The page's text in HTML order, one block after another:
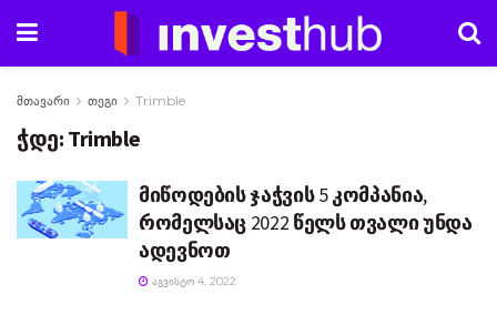
მთავარი თეგი Trimble
ჭდე: Trimble
მიწოდების ჯაჭვის 5 კომპანია,
რომელსაც 2022 წელს თვალი უნდა
ადევნოთ
ᲐᲒᲕᲘᲡᲢᲝ 4, 2022